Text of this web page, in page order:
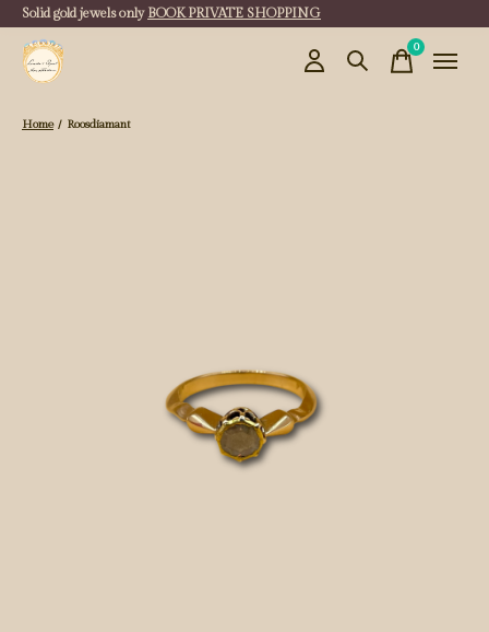
Solid gold jewels only BOOK PRIVATE SHOPPING
0items
Home / Roosdiamant